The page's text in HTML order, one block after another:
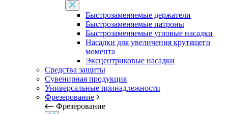
Быстрозаменяемые держатели
Быстрозаменяемые патроны
Быстрозаменяемые угловые насадки
Насадки для увеличения крутящего
момента
Эксцентриковые насадки
Средства защиты
Сувенирная продукция
Универсальные принадлежности
Фрезерование
Фрезерование